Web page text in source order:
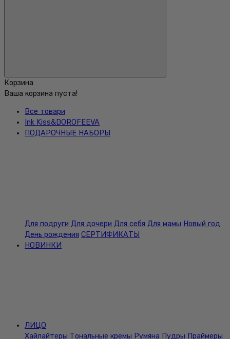
Корзина
Ваша корзина пуста!
Все товари
Ink Kiss&DOROFEEVA
ПОДАРОЧНЫЕ НАБОРЫ
Для подруги Для дочери Для себя Для мамы Новый год
День рождения СЕРТИФИКАТЫ
НОВИНКИ
ЛИЦО
Хайлайтеры Тональные кремы Румяна Пудры Праймеры